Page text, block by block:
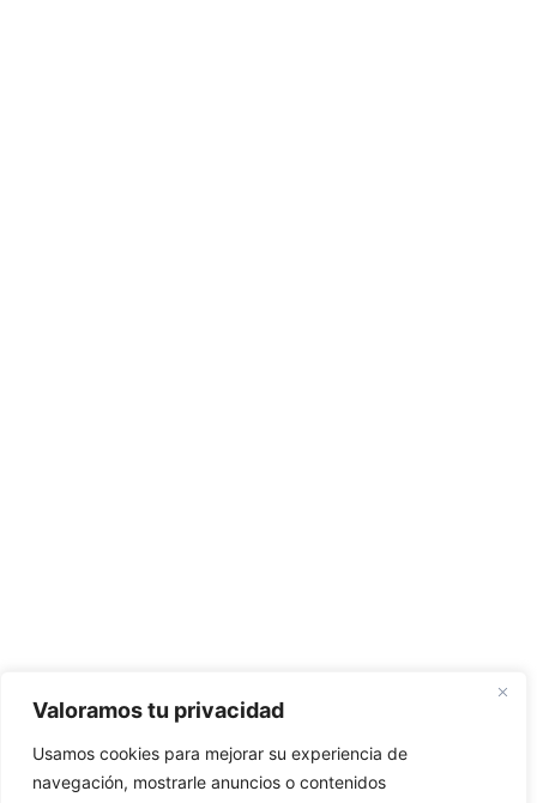
Valoramos tu privacidad
Usamos cookies para mejorar su experiencia de
navegación, mostrarle anuncios o contenidos